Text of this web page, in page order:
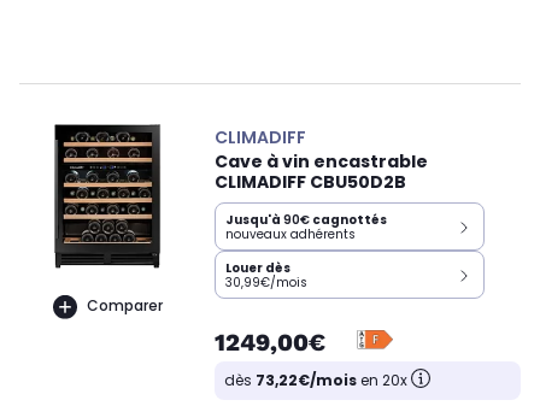
Comparer
CLIMADIFF
Cave à vin encastrable
CLIMADIFF CBU50D2B
Jusqu'à 90€ cagnottés
nouveaux adhérents
Louer dès
30,99€/mois
1249,00€
dès 73,22€/moisen 20x